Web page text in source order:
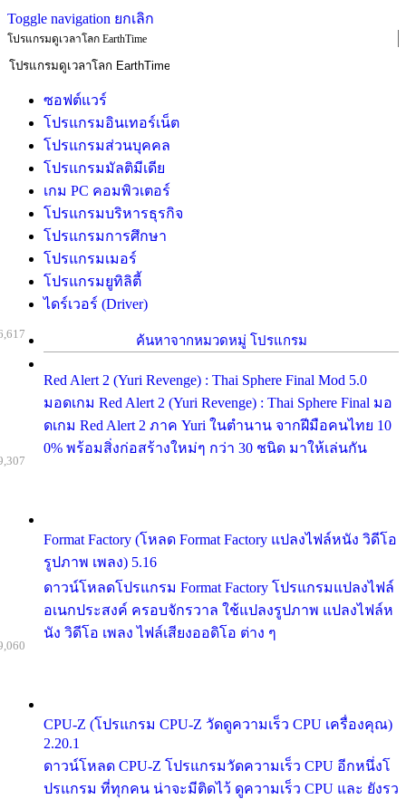
Toggle navigation ยกเลิก
โปรแกรมดูเวลาโลก EarthTime
ซอฟต์แวร์
โปรแกรมอินเทอร์เน็ต
โปรแกรมส่วนบุคคล
โปรแกรมมัลติมีเดีย
เกม PC คอมพิวเตอร์
โปรแกรมบริหารธุรกิจ
โปรแกรมการศึกษา
โปรแกรมเมอร์
โปรแกรมยูทิลิตี้
ไดร์เวอร์ (Driver)
ค้นหาจากหมวดหมู่ โปรแกรม
Red Alert 2 (Yuri Revenge) : Thai Sphere Final Mod 5.0
มอดเกม Red Alert 2 (Yuri Revenge) : Thai Sphere Final มอ
ดเกม Red Alert 2 ภาค Yuri ในตำนาน จากฝีมือคนไทย 10
0% พร้อมสิ่งก่อสร้างใหม่ๆ กว่า 30 ชนิด มาให้เล่นกัน
Format Factory (โหลด Format Factory แปลงไฟล์หนัง วิดีโอ
รูปภาพ เพลง) 5.16
ดาวน์โหลดโปรแกรม Format Factory โปรแกรมแปลงไฟล์
อเนกประสงค์ ครอบจักรวาล ใช้แปลงรูปภาพ แปลงไฟล์ห
นัง วิดีโอ เพลง ไฟล์เสียงออดิโอ ต่าง ๆ
CPU-Z (โปรแกรม CPU-Z วัดดูความเร็ว CPU เครื่องคุณ)
2.20.1
ดาวน์โหลด CPU-Z โปรแกรมวัดความเร็ว CPU อีกหนึ่งโ
ปรแกรม ที่ทุกคน น่าจะมีติดไว้ ดูความเร็ว CPU และ ยังรว